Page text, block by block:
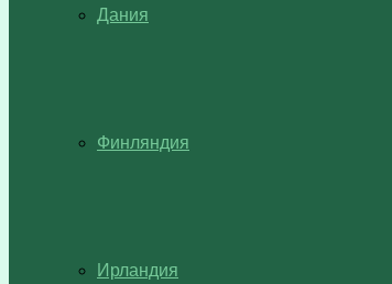
Дания
Финляндия
Ирландия